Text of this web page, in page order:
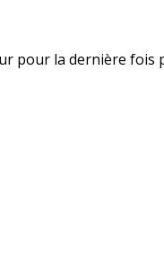
pour la dernière fois